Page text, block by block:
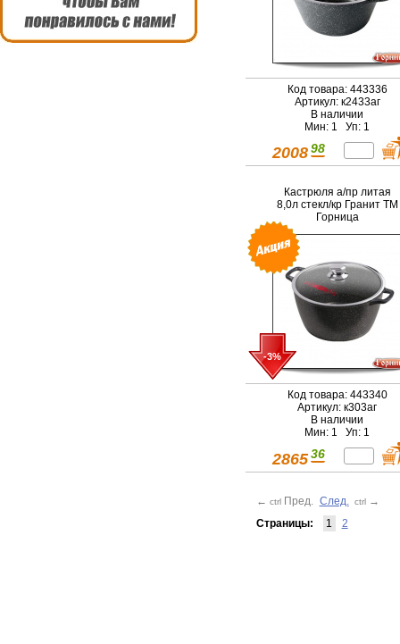
Код товара: 443336
Артикул: к2433аг
В наличии
Мин: 1 Уп: 1
2008 98
Кастрюля а/пр литая
8,0л стекл/кр Гранит ТМ
Горница
-3%
Код товара: 443340
Артикул: к303аг
В наличии
Мин: 1 Уп: 1
2865 36
← ctrl Пред. След. ctrl →
Страницы:
1 2